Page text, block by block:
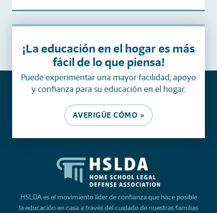
¡La educación en el hogar es más
fácil de lo que piensa!
Puede experimentar una mayor facilidad, apoyo
y confianza para su educación en el hogar.
AVERIGÜE CÓMO »
HSLDA es el movimiento líder de confianza que hace posible
la educación en casa a través del cuidado de nuestras familias